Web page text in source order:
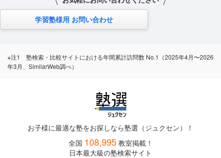
学習塾様用 お問い合わせ
※注1 塾検索・比較サイトにおける年間累計訪問数 No.1（2025年4月〜2026
年3月、SimilarWeb調べ）
お子様に最適な塾をお探しなら塾選（ジュクセン）！
全国 108,995 教室掲載！
日本最大級の塾検索サイト